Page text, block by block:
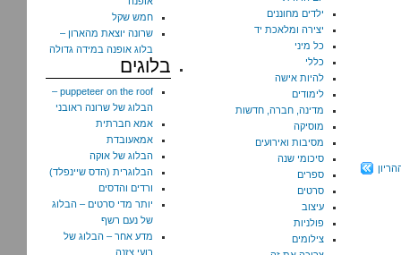
ילדים מחוננים
יצירה ומלאכת יד
כל מיני
כללי
להיות אישה
לימודים
מדינה, חברה, חדשות
מוסיקה
מסיבות ואירועים
סיכומי שנה
ספרים
סרטים
עיצוב
פולניות
צילומים
חמש שקל
שרונה יוצאת מהארון –
בלוג אופנה במידה גדולה
בלוגים
puppeteer on the roof –
הבלוג של שרונה ראובני
אמא חברתית
אמאעובדת
הבלוג של אוקה
הבלוגרית (הדס שיינפלד)
ורדים והדסים
יותר מדי סרטים – הבלוג
של נעם רשף
מדע אחר – הבלוג של
רועי צזנה